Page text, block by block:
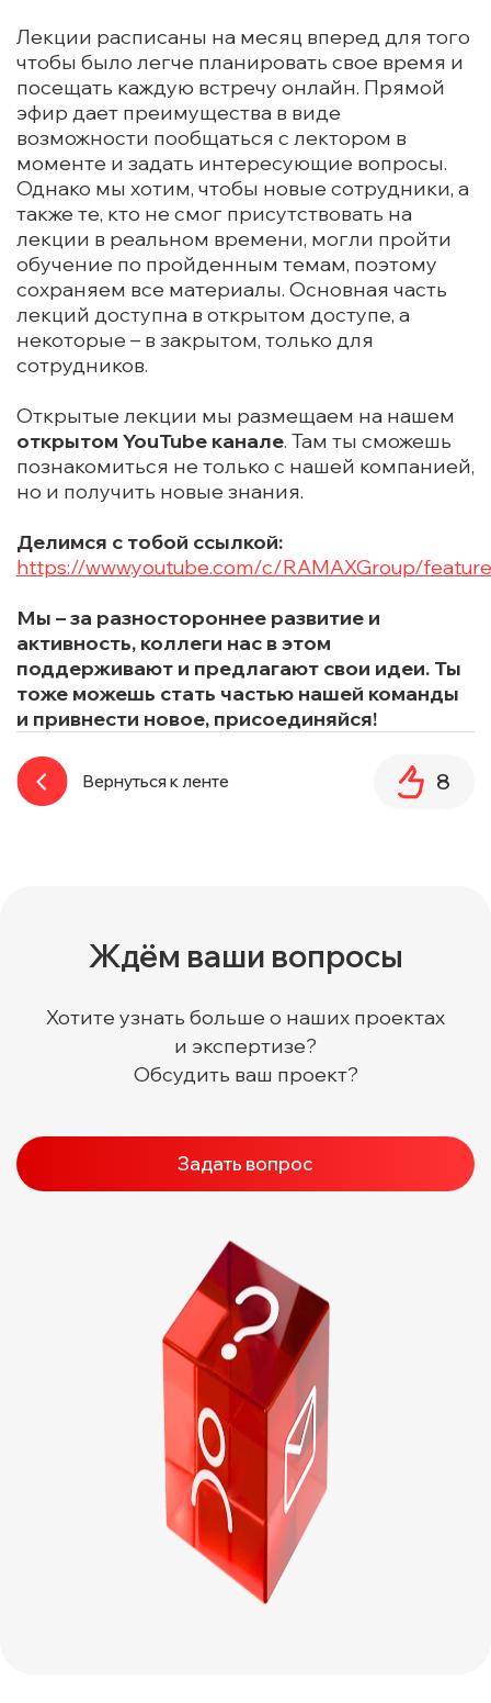
Лекции расписаны на месяц вперед для того
чтобы было легче планировать свое время и
посещать каждую встречу онлайн. Прямой
эфир дает преимущества в виде
возможности пообщаться с лектором в
моменте и задать интересующие вопросы.
Однако мы хотим, чтобы новые сотрудники, а
также те, кто не смог присутствовать на
лекции в реальном времени, могли пройти
обучение по пройденным темам, поэтому
сохраняем все материалы. Основная часть
лекций доступна в открытом доступе, а
некоторые – в закрытом, только для
сотрудников.
Открытые лекции мы размещаем на нашем
открытом YouTube канале. Там ты сможешь
познакомиться не только с нашей компанией,
но и получить новые знания.
Делимся с тобой ссылкой:
https://www.youtube.com/c/RAMAXGroup/
Мы – за разностороннее развитие и
активность, коллеги нас в этом
поддерживают и предлагают свои идеи. Ты
тоже можешь стать частью нашей команды
и привнести новое, присоединяйся!
Вернуться к ленте 8
Ждём ваши вопросы
Хотите узнать больше о наших проектах
и экспертизе?
Обсудить ваш проект?
Задать вопрос